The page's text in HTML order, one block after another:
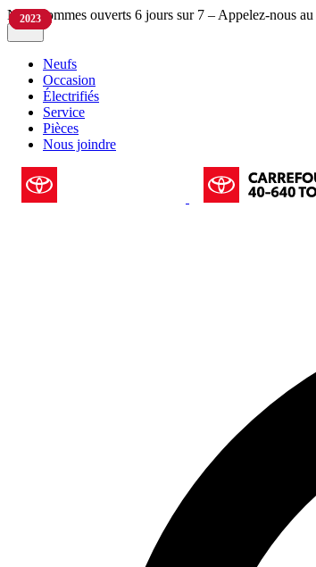
Nous sommes ouverts 6 jours sur 7 – Appelez-nous au
Neufs
Occasion
Électrifiés
Service
Pièces
Nous joindre
2024
2022
2023
2023